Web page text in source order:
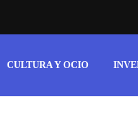
CULTURA Y OCIO